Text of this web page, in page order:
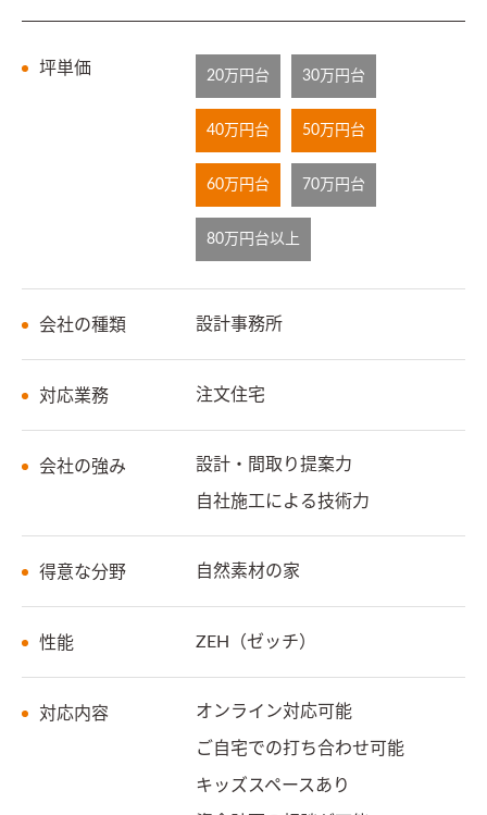
坪単価 20万円台 30万円台
40万円台 50万円台
60万円台 70万円台
80万円台以上
会社の種類 設計事務所
対応業務 注文住宅
会社の強み 設計・間取り提案力
自社施工による技術力
得意な分野 自然素材の家
性能 ZEH（ゼッチ）
対応内容 オンライン対応可能
ご自宅での打ち合わせ可能
キッズスペースあり